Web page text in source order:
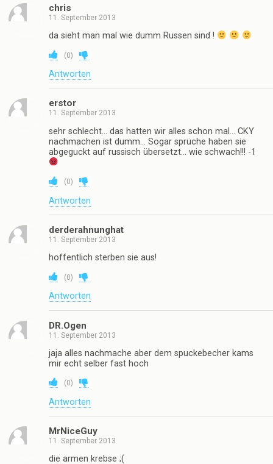
chris
11. September 2013
da sieht man mal wie dumm Russen sind !
(0)
Antworten
erstor
11. September 2013
sehr schlecht… das hatten wir alles schon mal… CKY
nachmachen ist dumm… Sogar sprüche haben sie
abgeguckt auf russisch übersetzt… wie schwach!!! -1
(0)
Antworten
derderahnunghat
11. September 2013
hoffentlich sterben sie aus!
(0)
Antworten
DR.Ogen
11. September 2013
jaja alles nachmache aber dem spuckebecher kams
mir echt selber fast hoch
(0)
Antworten
MrNiceGuy
11. September 2013
die armen krebse ;(